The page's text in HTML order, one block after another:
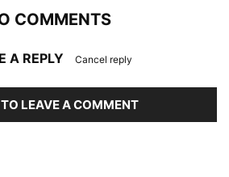
COMMENTS
A REPLY Cancel reply
LEAVE A COMMENT